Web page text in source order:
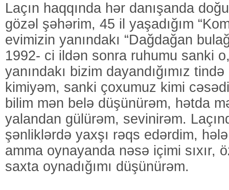
Laçın haqqında hər danışanda
gözəl şəhərim, 45 il yaşadığım
evimizin yanındakı “Dağdağan
1992- ci ildən sonra ruhumu sanki
yanındakı bizim dayandığımız
kimiyəm, sanki çoxumuz kimi
bilim mən belə düşünürəm, hətda
yalandan gülürəm, sevinirəm.
şənliklərdə yaxşı rəqs edərdim,
amma oynayanda nəsə içimi sıxır,
saxta oynadığımı düşünürəm.